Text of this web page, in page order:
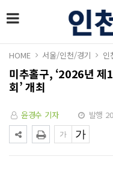
HOME 서울/인천/경기 인
미추홀구, ‘2026년 제
회’ 개최
윤경수 기자 발행